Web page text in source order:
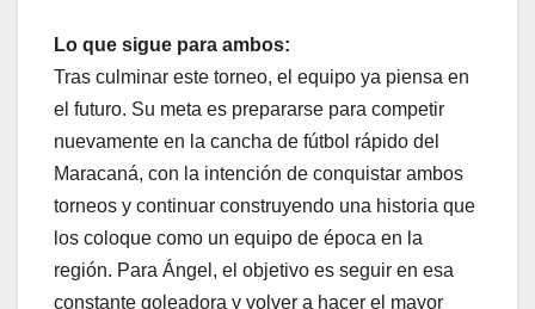
Lo que sigue para ambos:
Tras culminar este torneo, el equipo ya piensa en
el futuro. Su meta es prepararse para competir
nuevamente en la cancha de fútbol rápido del
Maracaná, con la intención de conquistar ambos
torneos y continuar construyendo una historia que
los coloque como un equipo de época en la
región. Para Ángel, el objetivo es seguir en esa
constante goleadora y volver a hacer el mayor